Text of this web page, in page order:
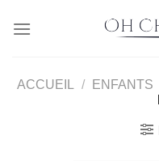
ACCUEIL / ENFANTS